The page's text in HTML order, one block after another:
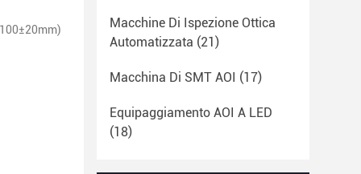
Macchine Di Ispezione Ottica
Automatizzata (21)
Macchina Di SMT AOI (17)
Equipaggiamento AOI A LED
(18)